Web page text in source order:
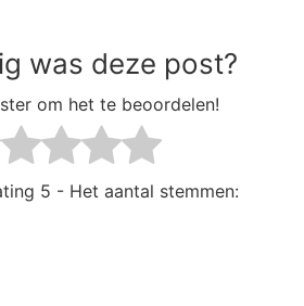
was deze post?
om het te beoordelen!
5 - Het aantal stemmen: